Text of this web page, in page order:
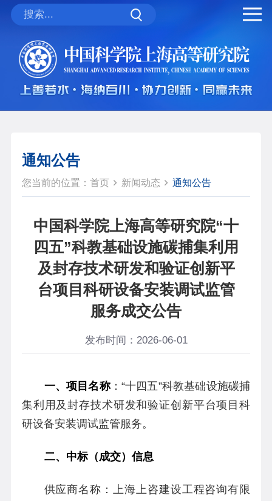
通知公告
您当前的位置： 首页 新闻动态 通知公告
中国科学院上海高等研究院“十
四五”科教基础设施碳捕集利用
及封存技术研发和验证创新平
台项目科研设备安装调试监管
服务成交公告
发布时间：2026-06-01
一、项目名称： “十四五”科教基础设施碳捕
集利用及封存技术研发和验证创新平台项目科
研设备安装调试监管服务。
二、中标（成交）信息
供应商名称：上海上咨建设工程咨询有限